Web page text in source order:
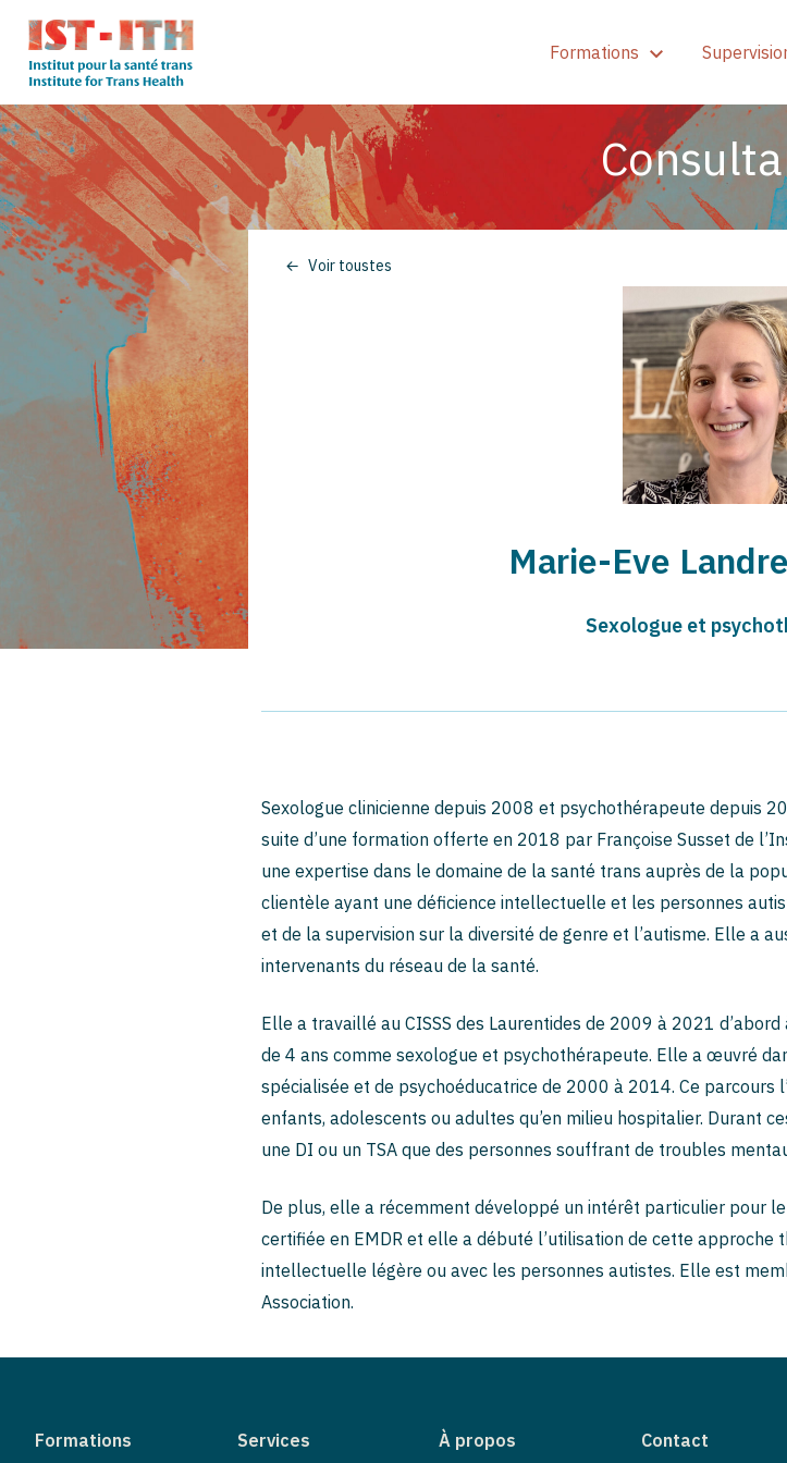
content
L'institut
pour
la
santé
trans
Formations
Voir toustes
Marie-Eve
Sexologue et
Sexologue clinicienne depuis 2008 et psychothérapeute depuis
suite d’une formation offerte en 2018 par Françoise Susset de
une expertise dans le domaine de la santé trans auprès de la
clientèle ayant une déficience intellectuelle et les personnes
et de la supervision sur la diversité de genre et l’autisme. Elle a
intervenants du réseau de la santé.
Elle a travaillé au CISSS des Laurentides de 2009 à 2021
de 4 ans comme sexologue et psychothérapeute. Elle a œuvré
spécialisée et de psychoéducatrice de 2000 à 2014. Ce
enfants, adolescents ou adultes qu’en milieu hospitalier. Durant
une DI ou un TSA que des personnes souffrant de troubles
De plus, elle a récemment développé un intérêt particulier pour
certifiée en EMDR et elle a débuté l’utilisation de cette
intellectuelle légère ou avec les personnes autistes. Elle est
Association.
Formations Services À propos Contact